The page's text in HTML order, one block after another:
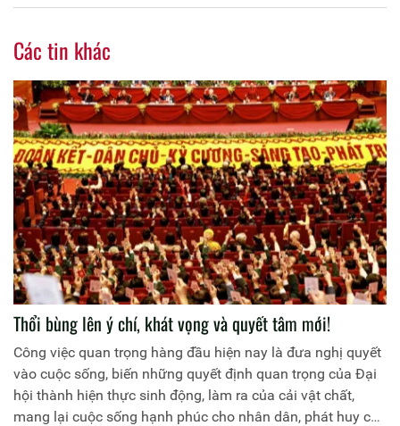
Các tin khác
Thổi bùng lên ý chí, khát vọng và quyết tâm mới!
Công việc quan trọng hàng đầu hiện nay là đưa nghị quyết
vào cuộc sống, biến những quyết định quan trọng của Đại
hội thành hiện thực sinh động, làm ra của cải vật chất,
mang lại cuộc sống hạnh phúc cho nhân dân, phát huy cao